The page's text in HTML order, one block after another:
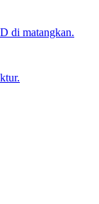
di matangkan.